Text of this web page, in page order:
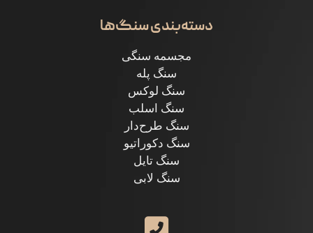
دسته‌بندی سنگ‌ها
مجسمه سنگی
سنگ پله
سنگ لوکس
سنگ اسلب
سنگ طرح‌دار
سنگ دکوراتیو
سنگ تایل
سنگ لابی